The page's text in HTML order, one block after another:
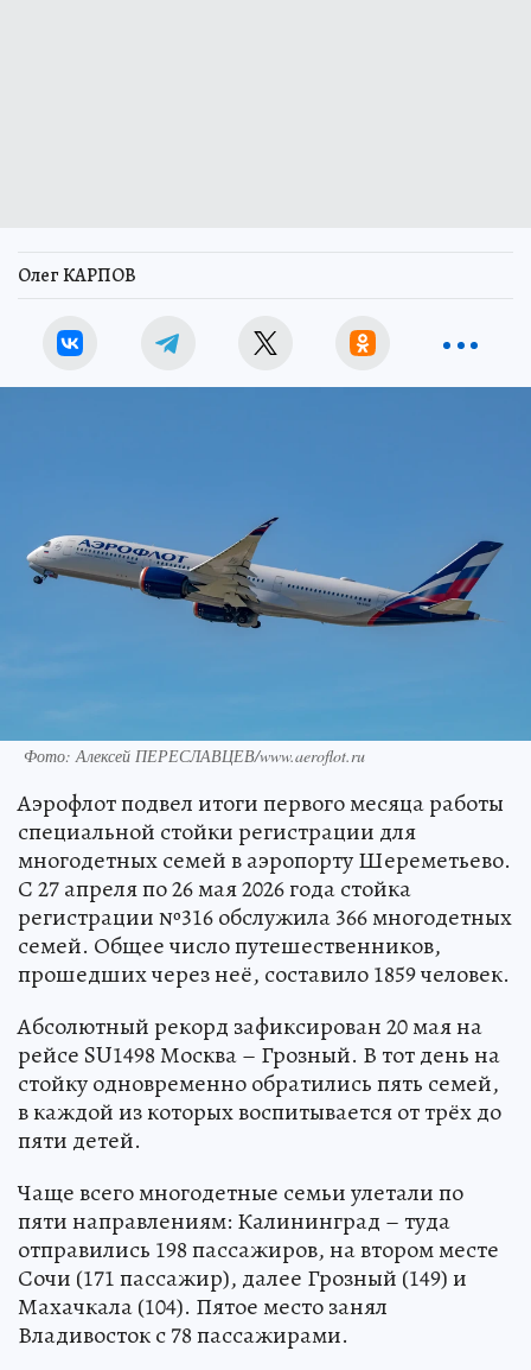
Олег КАРПОВ
Фото: Алексей ПЕРЕСЛАВЦЕВ/www.aeroflot.ru
Аэрофлот подвел итоги первого месяца работы
специальной стойки регистрации для
многодетных семей в аэропорту Шереметьево.
С 27 апреля по 26 мая 2026 года стойка
регистрации №316 обслужила 366 многодетных
семей. Общее число путешественников,
прошедших через неё, составило 1859 человек.
Абсолютный рекорд зафиксирован 20 мая на
рейсе SU1498 Москва – Грозный. В тот день на
стойку одновременно обратились пять семей,
в каждой из которых воспитывается от трёх до
пяти детей.
Чаще всего многодетные семьи улетали по
пяти направлениям: Калининград – туда
отправились 198 пассажиров, на втором месте
Сочи (171 пассажир), далее Грозный (149) и
Махачкала (104). Пятое место занял
Владивосток с 78 пассажирами.